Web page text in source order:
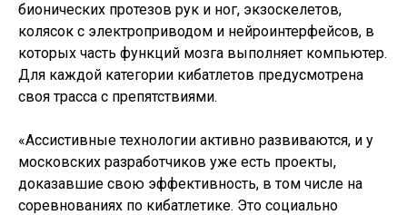
бионических протезов рук и ног, экзоскелетов,
колясок с электроприводом и нейроинтерфейсов, в
которых часть функций мозга выполняет компьютер.
Для каждой категории кибатлетов предусмотрена
своя трасса с препятствиями.
«Ассистивные технологии активно развиваются, и у
московских разработчиков уже есть проекты,
доказавшие свою эффективность, в том числе на
соревнованиях по кибатлетике. Это социально